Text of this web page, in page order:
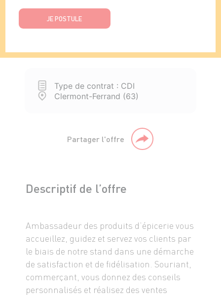
JE POSTULE
Type de contrat : CDI
Clermont-Ferrand (63)
Partager l'offre
Descriptif de l’offre
Ambassadeur des produits d’épicerie vous
accueillez, guidez et servez vos clients par
le biais de notre stand dans une démarche
de satisfaction et de fidélisation. Souriant,
commerçant, vous donnez des conseils
personnalisés et réalisez des ventes